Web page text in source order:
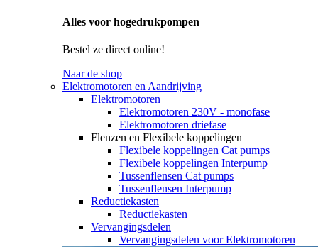
Alles voor hogedrukpompen
Bestel ze direct online!
Naar de shop
Elektromotoren en Aandrijving
Elektromotoren
Elektromotoren 230V - monofase
Elektromotoren driefase
Flenzen en Flexibele koppelingen
Flexibele koppelingen Cat pumps
Flexibele koppelingen Interpump
Tussenflensen Cat pumps
Tussenflensen Interpump
Reductiekasten
Reductiekasten
Vervangingsdelen
Vervangingsdelen voor Elektromotoren